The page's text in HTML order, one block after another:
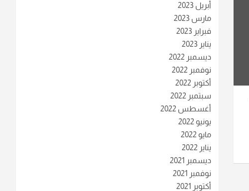
أبريل 2023
مارس 2023
فبراير 2023
يناير 2023
ديسمبر 2022
نوفمبر 2022
أكتوبر 2022
سبتمبر 2022
أغسطس 2022
يونيو 2022
مايو 2022
يناير 2022
ديسمبر 2021
نوفمبر 2021
أكتوبر 2021